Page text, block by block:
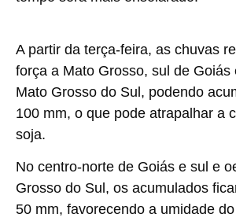
A partir da terça-feira, as chuvas
força a Mato Grosso, sul de Goiás
Mato Grosso do Sul, podendo
100 mm, o que pode atrapalhar a
soja.
No centro-norte de Goiás e sul e
Grosso do Sul, os acumulados
50 mm, favorecendo a umidade